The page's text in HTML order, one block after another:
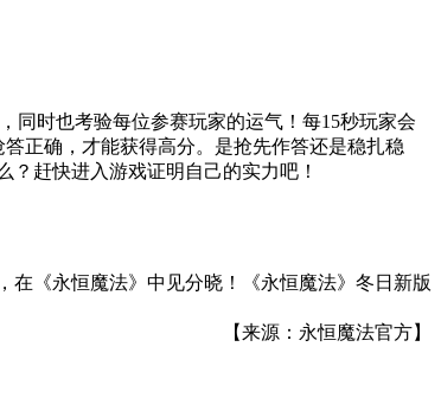
同时也考验每位参赛玩家的运气！每15秒玩家会
正确，才能获得高分。是抢先作答还是稳扎稳
赶快进入游戏证明自己的实力吧！
《永恒魔法》中见分晓！《永恒魔法》冬日新版
【来源：永恒魔法官方】